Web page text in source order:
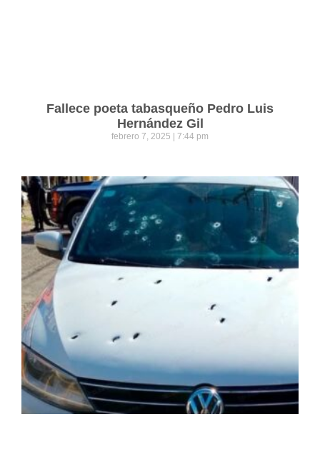
Fallece poeta tabasqueño Pedro Luis
Hernández Gil
febrero 7, 2025 7:44 pm